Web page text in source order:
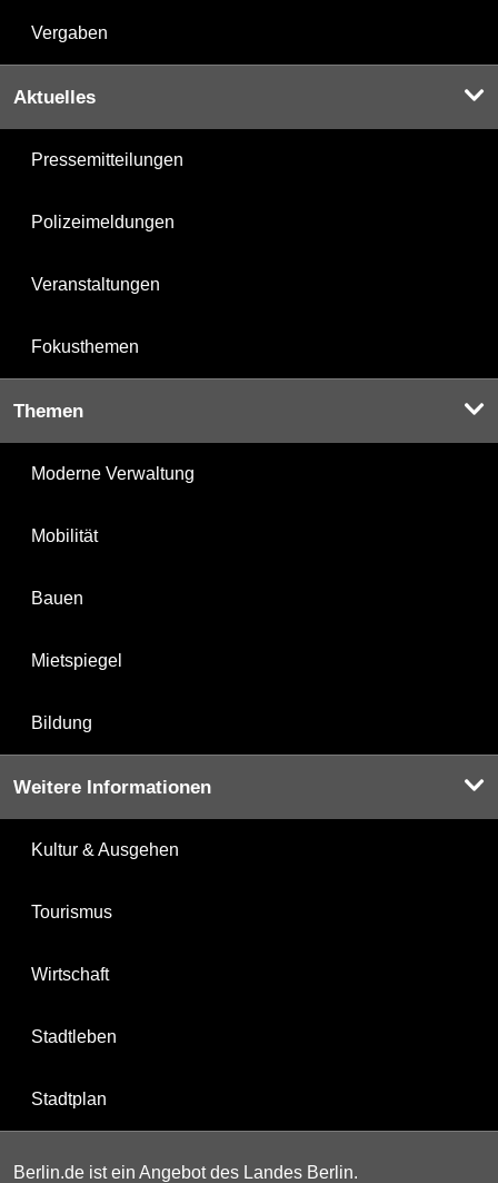
Vergaben
Aktuelles
Pressemitteilungen
Polizeimeldungen
Veranstaltungen
Fokusthemen
Themen
Moderne Verwaltung
Mobilität
Bauen
Mietspiegel
Bildung
Weitere Informationen
Kultur & Ausgehen
Tourismus
Wirtschaft
Stadtleben
Stadtplan
Berlin.de ist ein Angebot des Landes Berlin.